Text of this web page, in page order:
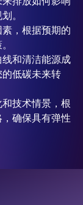
。
，根据预期的
和清洁能源成
低碳未来转
技术情景，根
确保具有弹性